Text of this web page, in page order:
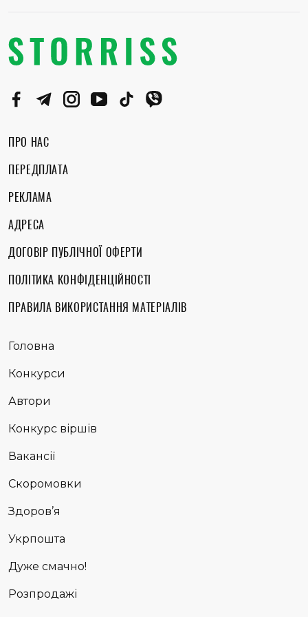
ПРО НАС
ПЕРЕДПЛАТА
РЕКЛАМА
АДРЕСА
ДОГОВІР ПУБЛІЧНОЇ ОФЕРТИ
ПОЛІТИКА КОНФІДЕНЦІЙНОСТІ
ПРАВИЛА ВИКОРИСТАННЯ МАТЕРІАЛІВ
Головна
Конкурси
Автори
Конкурс віршів
Вакансії
Скоромовки
Здоров’я
Укрпошта
Дуже смачно!
Розпродажі